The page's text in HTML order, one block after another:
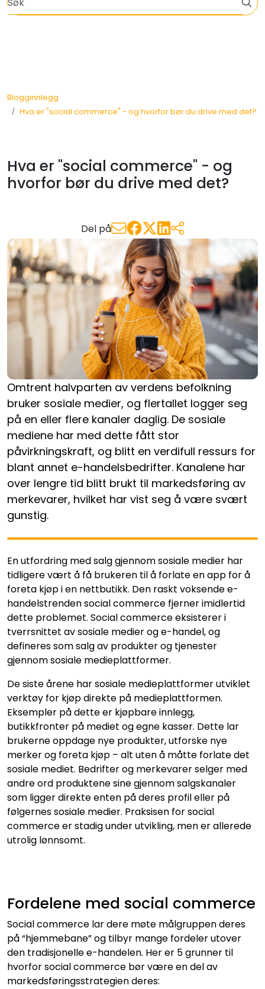
Skip to main content
Blogginnlegg
Hva er "social commerce" - og hvorfor bør du drive med det?
Hva er "social commerce" - og
hvorfor bør du drive med det?
Del på
En utfordring med salg gjennom sosiale medier har
tidligere vært å få brukeren til å forlate en app for å
foreta kjøp i en nettbutikk. Den raskt voksende e-
handelstrenden social commerce fjerner imidlertid
dette problemet. Social commerce eksisterer i
tverrsnittet av sosiale medier og e-handel, og
defineres som salg av produkter og tjenester
gjennom sosiale medieplattformer.
De siste årene har sosiale medieplattformer utviklet
verktøy for kjøp direkte på medieplattformen.
Eksempler på dette er kjøpbare innlegg,
butikkfronter på mediet og egne kasser. Dette lar
brukerne oppdage nye produkter, utforske nye
merker og foreta kjøp – alt uten å måtte forlate det
sosiale mediet. Bedrifter og merkevarer selger med
andre ord produktene sine gjennom salgskanaler
som ligger direkte enten på deres profil eller på
følgernes sosiale medier. Praksisen for social
commerce er stadig under utvikling, men er allerede
utrolig lønnsomt.
Fordelene med social commerce
Social commerce lar dere møte målgruppen deres
på “hjemmebane” og tilbyr mange fordeler utover
den tradisjonelle e-handelen. Her er 5 grunner til
hvorfor social commerce bør være en del av
markedsføringsstrategien deres:
Omtrent halvparten av verdens befolkning
bruker sosiale medier, og flertallet logger seg
på en eller flere kanaler daglig. De sosiale
mediene har med dette fått stor
påvirkningskraft, og blitt en verdifull ressurs for
blant annet e-handelsbedrifter. Kanalene har
over lengre tid blitt brukt til markedsføring av
merkevarer, hvilket har vist seg å være svært
gunstig.
Om oss
Faginnhold